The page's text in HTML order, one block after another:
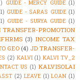
GUIDE - MERCY GUIDE (1)
GUIDE - SARAS GUIDE (1)
GUIDE - SURYA GUIDE (1)
TRANSFER-PROMOTION
(3) INCOME TAX
GEO (4) JD TRANSFER-
(2) KALVI (1) KALVI TV_2
US (1) KALVISOLAI
(2) LEAVE (1) LOAN (1)